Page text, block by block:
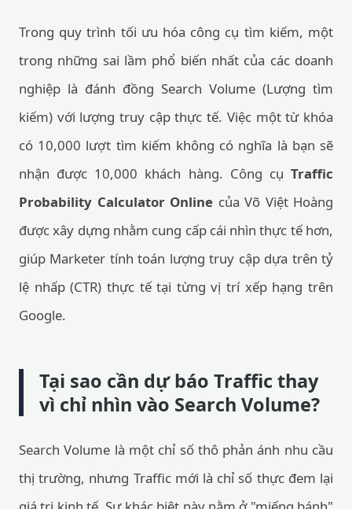
Trong quy trình tối ưu hóa công cụ tìm kiếm, một
trong những sai lầm phổ biến nhất của các doanh
nghiệp là đánh đồng Search Volume (Lượng tìm
kiếm) với lượng truy cập thực tế. Việc một từ khóa
có 10,000 lượt tìm kiếm không có nghĩa là bạn sẽ
nhận được 10,000 khách hàng. Công cụ Traffic
Probability Calculator Online của Võ Việt Hoàng
được xây dựng nhằm cung cấp cái nhìn thực tế hơn,
giúp Marketer tính toán lượng truy cập dựa trên tỷ
lệ nhấp (CTR) thực tế tại từng vị trí xếp hạng trên
Google.
Tại sao cần dự báo Traffic thay
vì chỉ nhìn vào Search Volume?
Search Volume là một chỉ số thô phản ánh nhu cầu
thị trường, nhưng Traffic mới là chỉ số thực đem lại